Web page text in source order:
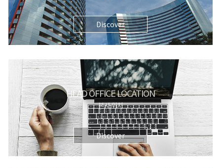
Discover
HEAD OFFICE LOCATION
본사 위치
Discover